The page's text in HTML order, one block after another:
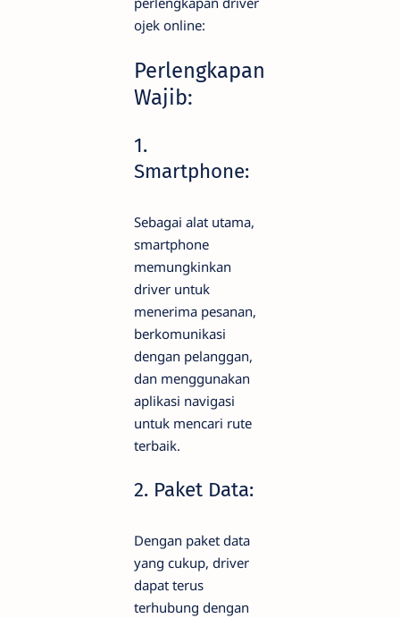
ojek online:
Perlengkapan
Wajib:
1.
Smartphone:
Sebagai alat utama,
smartphone
memungkinkan
driver untuk
menerima pesanan,
berkomunikasi
dengan pelanggan,
dan menggunakan
aplikasi navigasi
untuk mencari rute
terbaik.
2. Paket Data:
Dengan paket data
yang cukup, driver
dapat terus
terhubung dengan